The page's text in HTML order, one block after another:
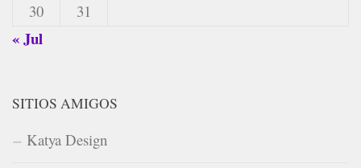
30
31
« Jul
SITIOS AMIGOS
Katya Design